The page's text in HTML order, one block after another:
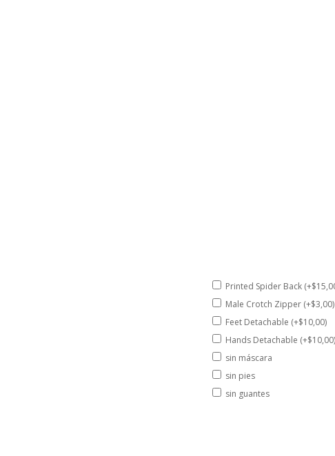
Printed Spider Back
Male Crotch Zipper (+$3,00)
Feet Detachable (+$10,00)
Hands Detachable (+$10,00)
sin máscara
sin pies
sin guantes